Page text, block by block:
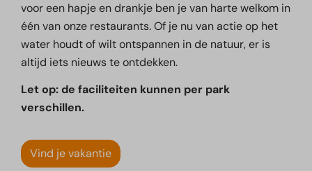
voor een hapje en drankje ben je van harte welkom in
één van onze restaurants. Of je nu van actie op het
water houdt of wilt ontspannen in de natuur, er is
altijd iets nieuws te ontdekken.
Let op: de faciliteiten kunnen per park
verschillen.
Vind je vakantie